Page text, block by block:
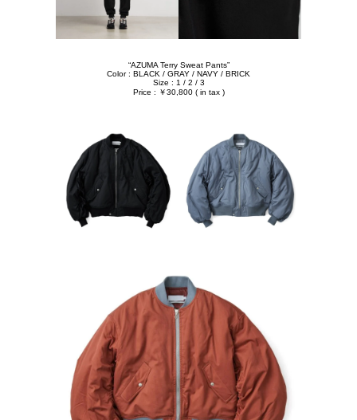
“AZUMA Terry Sweat Pants”
Color : BLACK / GRAY / NAVY / BRICK
Size : 1 / 2 / 3
Price : ￥30,800 ( in tax )